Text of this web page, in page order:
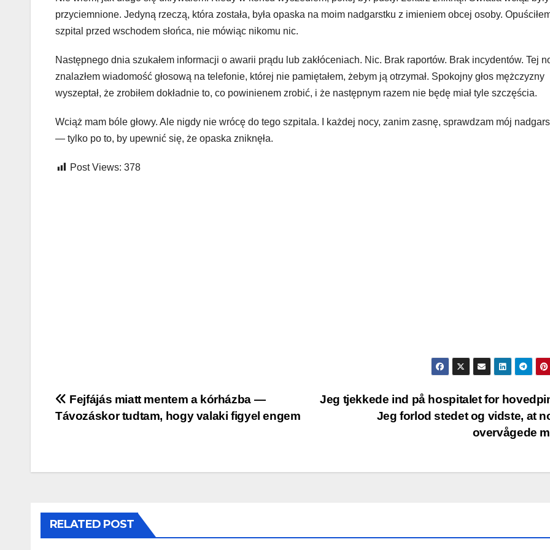
przyciemnione. Jedyną rzeczą, która została, była opaska na moim nadgarstku z imieniem obcej osoby.
szpital przed wschodem słońca, nie mówiąc nikomu nic.
Następnego dnia szukałem informacji o awarii prądu lub zakłóceniach. Nic. Brak raportów. Brak incydentów. Tej
znalazłem wiadomość głosową na telefonie, której nie pamiętałem, żebym ją otrzymał. Spokojny głos mężczyzny
wyszeptał, że zrobiłem dokładnie to, co powinienem zrobić, i że następnym razem nie będę miał tyle szczęścia.
Wciąż mam bóle głowy. Ale nigdy nie wrócę do tego szpitala. I każdej nocy, zanim zasnę, sprawdzam mój
— tylko po to, by upewnić się, że opaska zniknęła.
Post Views: 378
Post
Jeg tjekkede ind på hospitalet for
Jeg forlod stedet og vidste, at
overvågede
Fejfájás miatt mentem a kórházba —
Távozáskor tudtam, hogy valaki figyel engem
RELATED POST